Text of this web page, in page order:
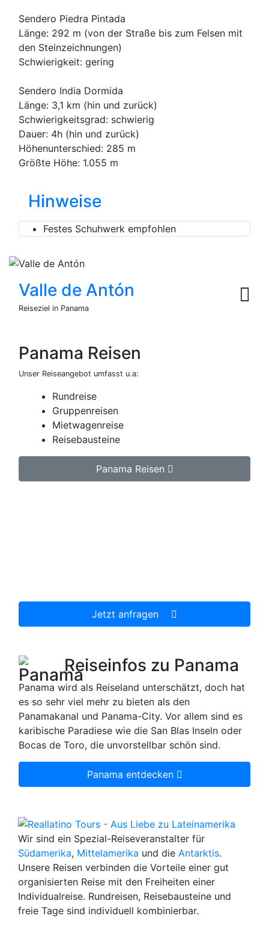
Sendero Piedra Pintada
Länge: 292 m (von der Straße bis zum Felsen mit
den Steinzeichnungen)
Schwierigkeit: gering
Sendero India Dormida
Länge: 3,1 km (hin und zurück)
Schwierigkeitsgrad: schwierig
Dauer: 4h (hin und zurück)
Höhenunterschied: 285 m
Größte Höhe: 1.055 m
Hinweise
Festes Schuhwerk empfohlen
Valle de Antón
Reiseziel in Panama
Panama Reisen
Unser Reiseangebot umfasst u.a:
Rundreise
Gruppenreisen
Mietwagenreise
Reisebausteine
Panama Reisen
Jetzt anfragen
Reiseinfos zu Panama
Panama wird als Reiseland unterschätzt, doch hat
es so sehr viel mehr zu bieten als den
Panamakanal und Panama-City. Vor allem sind es
karibische Paradiese wie die San Blas Inseln oder
Bocas de Toro, die unvorstellbar schön sind.
Panama entdecken
Wir sind ein Spezial-Reiseveranstalter für
Südamerika, Mittelamerika und die Antarktis.
Unsere Reisen verbinden die Vorteile einer gut
organisierten Reise mit den Freiheiten einer
Individualreise. Rundreisen, Reisebausteine und
freie Tage sind individuell kombinierbar.